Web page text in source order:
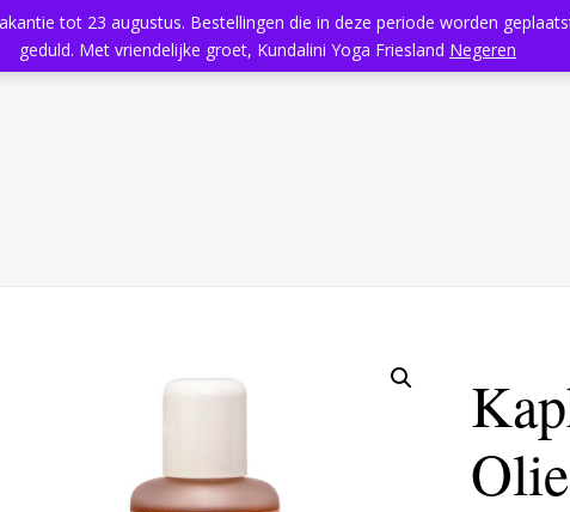
Aanbod Kundalini Yoga Massage Rooster
Olie
tot 23 augustus. Bestellingen die in deze periode worden
geduld. Met vriendelijke groet, Kundalini Yoga Friesland Negeren